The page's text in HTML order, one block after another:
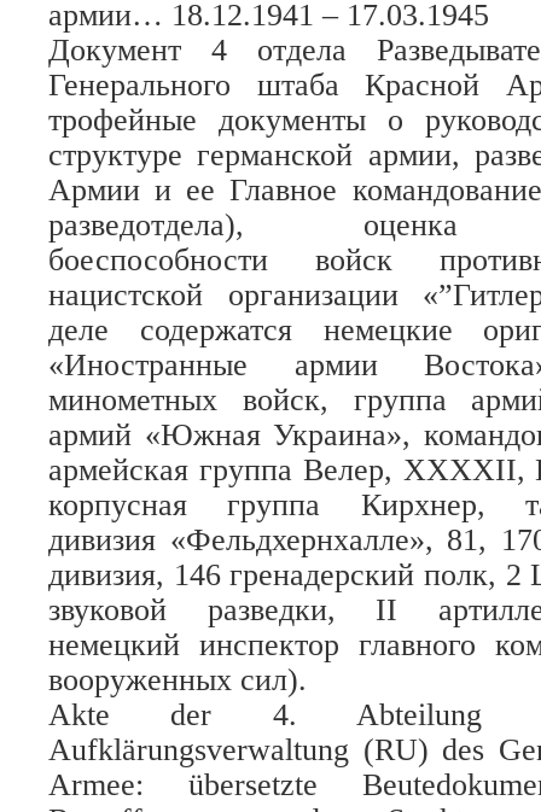
армии… 18.12.1941 – 17.03.1945
Документ 4 отдела
Генерального штаба Красной
трофейные документы о
структуре германской армии,
Армии и ее Главное
разведотдела), оценка
боеспособности войск
нацистской организации
деле содержатся немецкие
«Иностранные армии
минометных войск, группа
армий «Южная Украина»,
армейская группа Велер, XXXXII,
корпусная группа Кирхнер,
дивизия «Фельдхернхалле», 81,
дивизия, 146 гренадерский полк, 2
звуковой разведки, II
немецкий инспектор главного
вооруженных сил).
Akte der 4. Abteilung
Aufklärungsverwaltung (RU) des
Armee: übersetzte